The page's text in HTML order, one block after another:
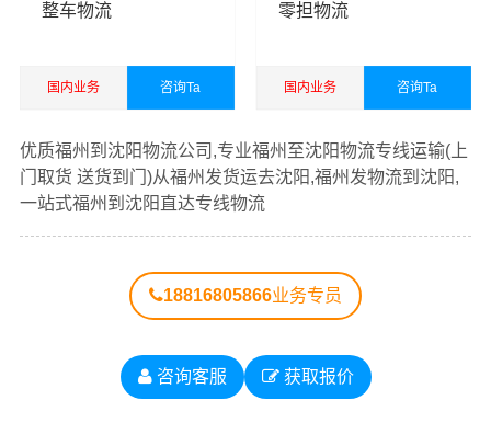
整车物流
国内业务 咨询Ta
零担物流
国内业务 咨询Ta
优质福州到沈阳物流公司,专业福州至沈阳物流专线运输(上
门取货 送货到门)从福州发货运去沈阳,福州发物流到沈阳,
一站式福州到沈阳直达专线物流
18816805866业务专员
咨询客服 获取报价